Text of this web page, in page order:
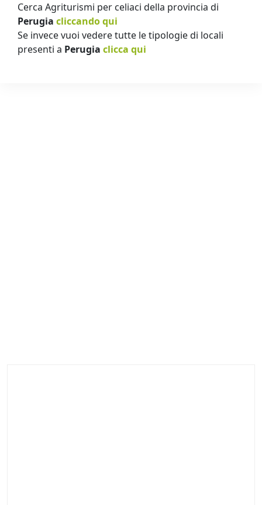
Cerca Agriturismi per celiaci della provincia di
Perugia cliccando qui
Se invece vuoi vedere tutte le tipologie di locali
presenti a Perugia clicca qui